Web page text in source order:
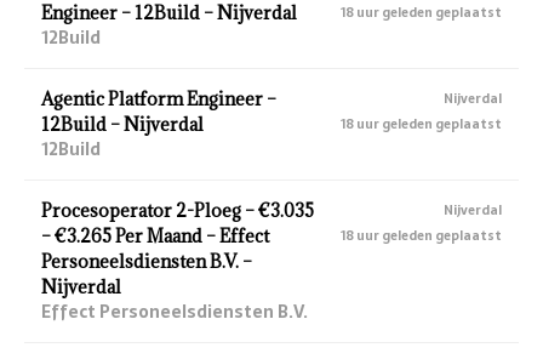
Engineer – 12Build – Nijverdal
12Build
18 uur geleden geplaatst
Agentic Platform Engineer –
12Build – Nijverdal
12Build
Nijverdal
18 uur geleden geplaatst
Procesoperator 2-Ploeg – €3.035
– €3.265 Per Maand – Effect
Personeelsdiensten B.V. –
Nijverdal
Effect Personeelsdiensten B.V.
Nijverdal
18 uur geleden geplaatst